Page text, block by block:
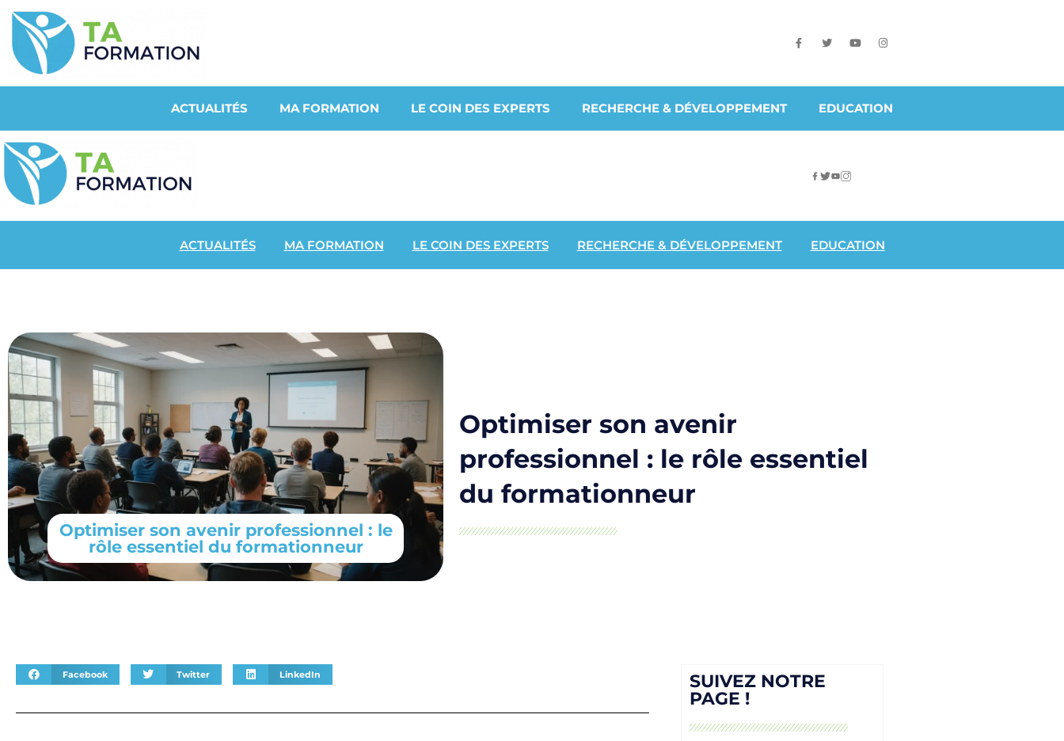
ACTUALITÉS MA FORMATION LE COIN DES EXPERTS RECHERCHE & DÉVELOPPEMENT EDUCATION
ACTUALITÉS MA FORMATION LE COIN DES EXPERTS RECHERCHE & DÉVELOPPEMENT EDUCATION
Optimiser son avenir professionnel : le
rôle essentiel du formationneur
Optimiser son avenir
professionnel : le rôle essentiel
du formationneur
Facebook Twitter LinkedIn
SUIVEZ NOTRE
PAGE !